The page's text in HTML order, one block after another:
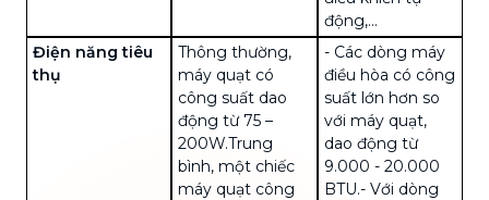
động,...
Điện năng tiêu
thụ
Thông thường,
máy quạt có
công suất dao
động từ 75 –
200W.Trung
bình, một chiếc
máy quạt công
- Các dòng máy
điều hòa có công
suấtlớn hơn so
với máy quạt,
dao động từ
9.000 - 20.000
BTU.- Với dòng